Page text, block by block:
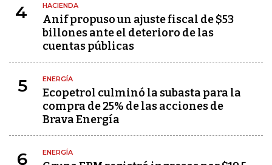
4 HACIENDA
Anif propuso un ajuste fiscal de $53
billones ante el deterioro de las
cuentas públicas
5 ENERGÍA
Ecopetrol culminó la subasta para la
compra de 25% de las acciones de
Brava Energía
6 ENERGÍA